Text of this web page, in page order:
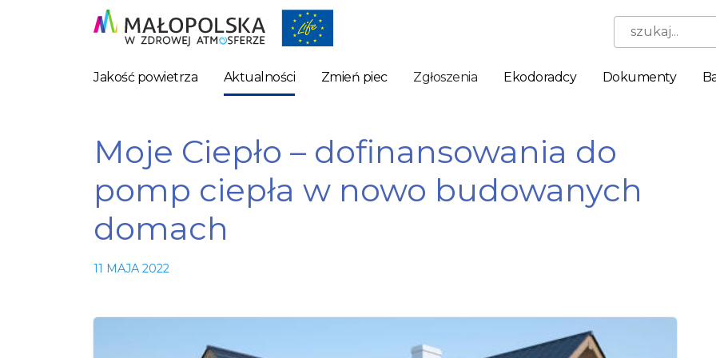
szukaj...
Jakość powietrza Aktualności Zmień piec Zgłoszenia Ekodoradcy Dokumenty
Moje Ciepło – dofinansowania do
pomp ciepła w nowo budowanych
domach
11 MAJA 2022
są
opcjonalne.
Są